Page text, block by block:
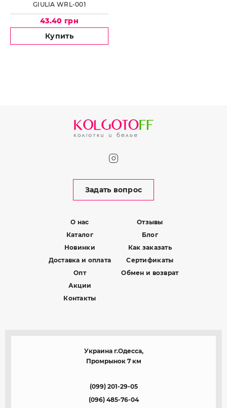
GIULIA WRL-001
43.40 грн
Купить
Задать вопрос
О нас
Каталог
Новинки
Доставка и оплата
Опт
Акции
Контакты
Отзывы
Блог
Как заказать
Сертификаты
Обмен и возврат
Украина г.Одесса,
Промрынок 7 км
(099) 201-29-05
(096) 485-76-04